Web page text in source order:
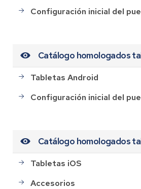
Configuración inicial del
Catálogo homologados
Tabletas Android
Configuración inicial del
Catálogo homologados
Tabletas iOS
Accesorios